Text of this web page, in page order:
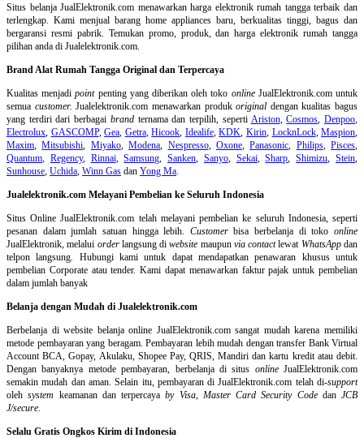
Situs belanjaJualElektronik.com menawarkan harga elektronik rumah tangga terbaik dan
terlengkap. Kami menjual barang home appliances baru, berkualitas tinggi, bagus dan
bergaransi resmi pabrik. Temukan promo, produk, dan harga elektronik rumah tangga
pilihan anda di Jualelektronik.com.
Brand Alat Rumah Tangga Original dan Terpercaya
Kualitas menjadipointpenting yang diberikan oleh toko onlineJualElektronik.com untuk
semua customer. Jualelektronik.com menawarkan produkoriginal dengan kualitas bagus
yang terdiri dari berbagai brandternama dan terpilih, seperti Ariston,Cosmos,Denpoo,
Electrolux, GASCOMP,Gea, Getra,Hicook, Idealife,KDK, Kirin, LocknLock,Maspion,
Maxim,Mitsubishi, Miyako,Modena, Nespresso, Oxone,Panasonic, Philips, Pisces,
Quantum, Regency, Rinnai,Samsung,Sanken, Sanyo, Sekai,Sharp,Shimizu,Stein,
Sunhouse, Uchida, Winn Gas dan Yong Ma.
Jualelektronik.com Melayani Pembelian ke Seluruh Indonesia
Situs Online JualElektronik.com telah melayani pembelian ke seluruh Indonesia, seperti
pesanan dalam jumlah satuan hingga lebih. Customerbisa berbelanja di tokoonline
JualElektronik, melalui orderlangsung diwebsite maupun via contactlewat WhatsAppdan
telpon langsung. Hubungi kami untuk dapat mendapatkan penawaran khusus untuk
pembelian Corporate atau tender. Kami dapat menawarkan faktur pajak untuk pembelian
dalam jumlah banyak
Belanja dengan Mudah di Jualelektronik.com
Berbelanja diwebsite belanja online JualElektronik.com sangat mudah karena memiliki
metode pembayaran yang beragam. Pembayaran lebih mudah dengan transfer Bank Virtual
Account BCA, Gopay, Akulaku, Shopee Pay, QRIS, Mandiri dan kartu kredit atau debit.
Dengan banyaknya metode pembayaran, berbelanja di situs onlineJualElektronik.com
semakin mudah dan aman. Selain itu, pembayaran di JualElektronik.com telah di-support
olehsystem keamanan dan terpercayaby Visa, Master Card Security Codedan JCB
J/secure.
Selalu Gratis Ongkos Kirim di Indonesia